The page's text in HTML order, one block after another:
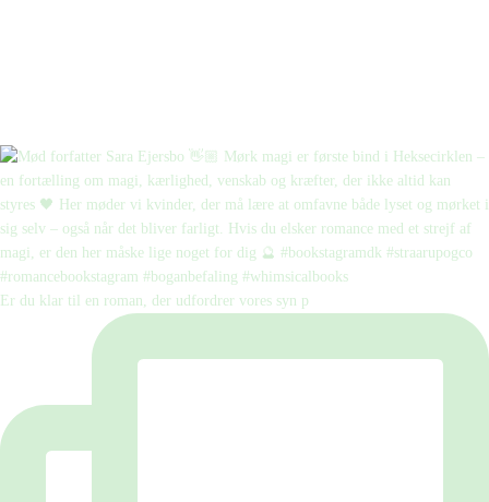
Er du klar til en roman, der udfordrer vores syn p